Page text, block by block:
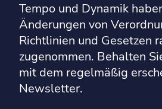
Tempo und Dynamik
Änderungen von
Richtlinien und Gesetzen
zugenommen. Behalten
mit dem regelmäßig
Newsletter.